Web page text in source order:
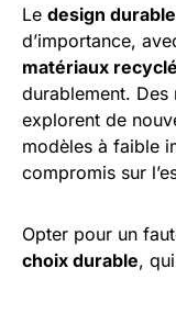
Le design durable
d’importance,
matériaux
durablement. Des
explorent de
modèles à faible
compromis sur
Opter pour un
choix durable,